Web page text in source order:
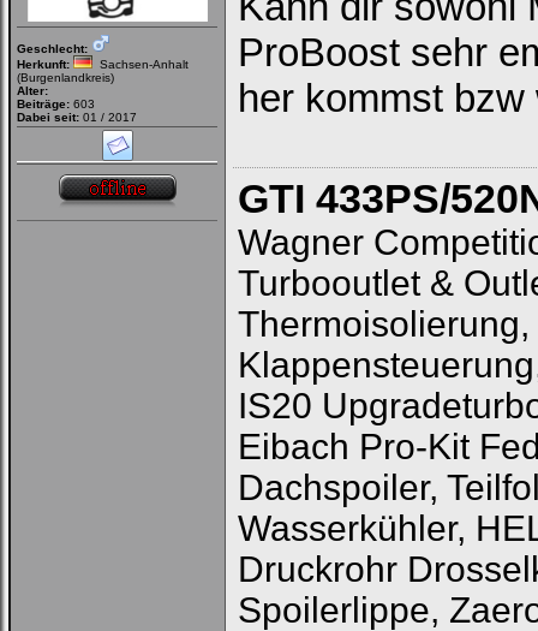
automatisch einloggen.
Ich habe mein Passwort
vergessen|Registrieren
Geschlecht:
Herkunft:
Sachsen-Anhalt
(Burgenlandkreis)
Alter:
Beiträge: 603
Dabei seit: 01 / 2017
ProBoost sehr
her kommst
GTI 433PS/
Wagner
Turbooutlet &
IS20
Eibach Pro-Kit
Dachspoiler,
Wasserkühler,
Druckrohr
Spoilerlippe,